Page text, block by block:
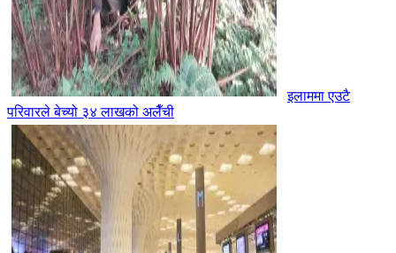
इलाममा एउटै
परिवारले बेच्यो ३४ लाखको अलैँची